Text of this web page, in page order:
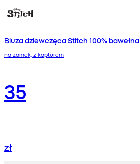
Bluza dziewczęca Stitch 100% bawełna
na zamek, z kapturem
35
zł